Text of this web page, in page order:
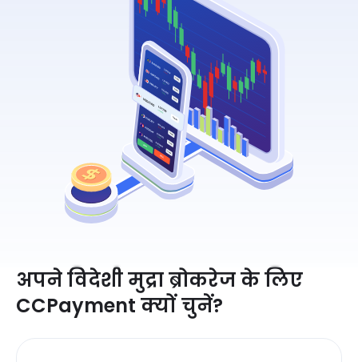
अपने विदेशी मुद्रा ब्रोकरेज के लिए
CCPayment क्यों चुनें?